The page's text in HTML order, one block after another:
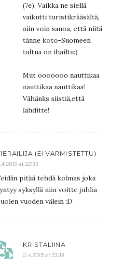
(7e). Vaikka ne siellä
vaikutti turistikrääsältä,
niin voin sanoa, että niitä
tänne koto-Suomeen
tultua on ihailtu:)
Mut ooooooo nauttikaa
nauttikaa nauttikaa!
Vähänks siistiä,että
lähditte!
(EI VARMISTETTU)
at 22:53
pitää tehdä kolmas joka
syksyllä niin voitte juhlia
vuoden välein :D
KRISTALIINA
11.4.2015 at 23:18